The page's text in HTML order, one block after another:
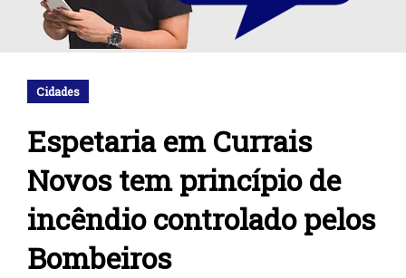
Cidades
Espetaria em Currais
Novos tem princípio de
incêndio controlado pelos
Bombeiros